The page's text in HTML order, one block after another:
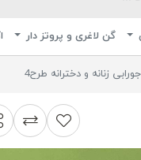
گن لاغری و پروتز دار
زنانه و دخترانه طرح4